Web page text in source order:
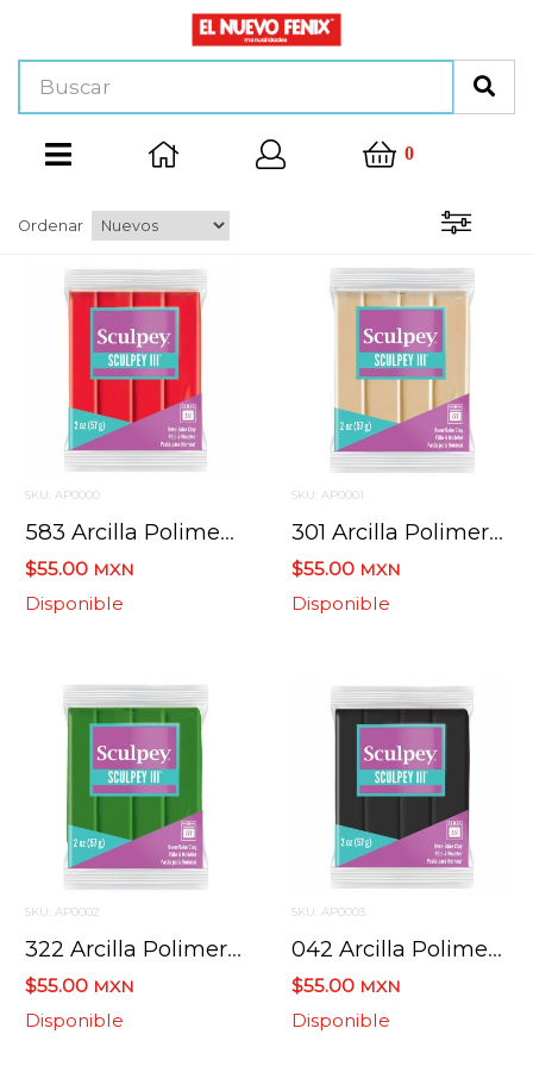
0
Ordenar
SKU: AP0000
583 Arcilla Polimerica Sculpey Iii S302 Rojo Fuerte 57 G.
$55.00 MXN
Disponible
SKU: AP0001
301 Arcilla Polimerica Sculpey Iii S302 Tostado 57 G.
$55.00 MXN
Disponible
SKU: AP0002
322 Arcilla Polimerica Sculpey Iii S302 Verde Hoja 57 G.
$55.00 MXN
Disponible
SKU: AP0003
042 Arcilla Polimerica Sculpey Iii S302 Negro 57 G.
$55.00 MXN
Disponible